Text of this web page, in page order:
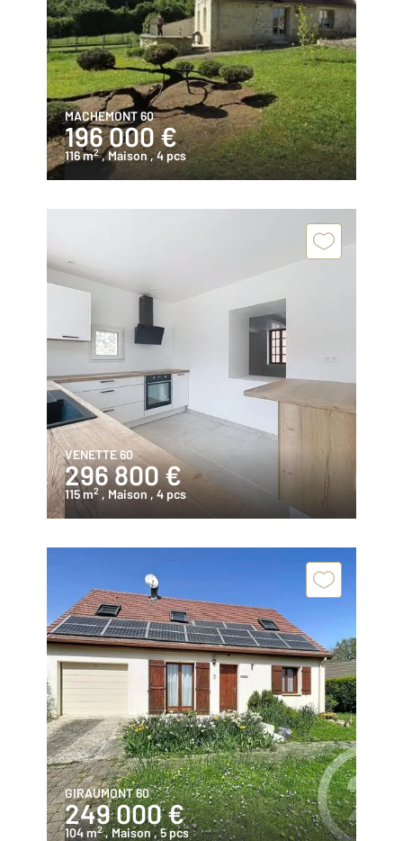
MACHEMONT 60
196 000 €
116 m2 , Maison, 4 pcs
VENETTE 60
296 800 €
115 m2 , Maison , 4 pcs
GIRAUMONT 60
249 000 €
104 m2 , Maison, 5 pcs